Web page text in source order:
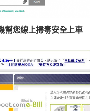
您線上掃毒安全上車